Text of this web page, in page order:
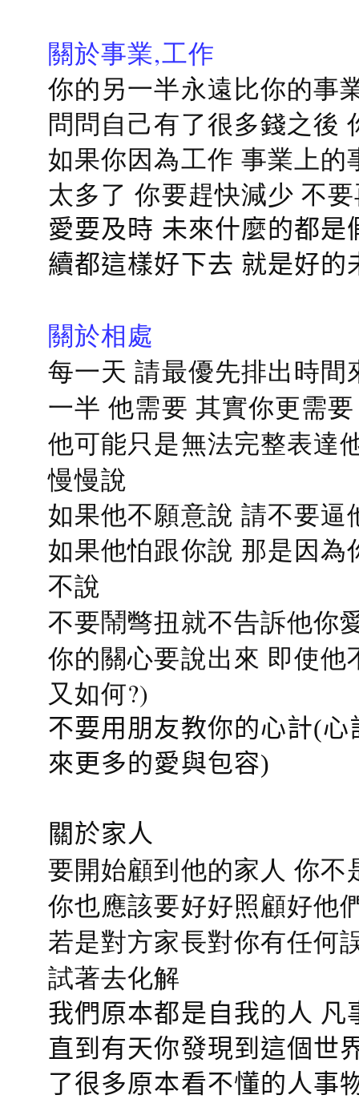
關於事業,工作
你的另一半永遠比你的事
問問自己有了很多錢之後
如果你因為工作 事業上
太多了 你要趕快減少 不
愛要及時 未來什麼的都
續都這樣好下去 就是好的
關於相處
每一天 請最優先排出時
一半 他需要 其實你更需要
他可能只是無法完整表達
慢慢說
如果他不願意說 請不要逼
如果他怕跟你說 那是因
不說
不要鬧彆扭就不告訴他你
你的關心要說出來 即使
又如何?)
不要用朋友教你的心計(
來更多的愛與包容)
關於家人
要開始顧到他的家人 你
你也應該要好好照顧好他
若是對方家長對你有任何
試著去化解
我們原本都是自我的人
直到有天你發現到這個世
了很多原本看不懂的人事